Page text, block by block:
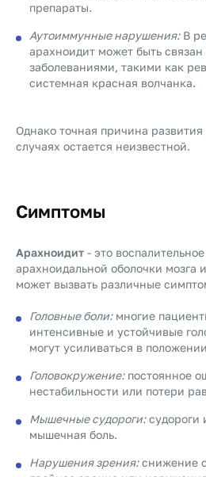
препараты.
Аутоиммунные нарушения:В
арахноидит может быть
заболеваниями, такими как
системная красная волчанка.
Однако точная причина
случаях остается неизвестной.
Симптомы
Арахноидит - это
арахноидальной оболочки мозга
может вызвать различные
Головные боли:многие
интенсивные и устойчивые
могут усиливаться в
Головокружение:постоянное
нестабильности или потери
Мышечные судороги:судороги
мышечная боль.
Нарушения зрения:снижение